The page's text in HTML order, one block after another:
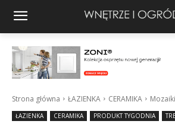
Strona główna ŁAZIENKA CERAMIKA Mozaiki
ŁAZIENKA CERAMIKA PRODUKT TYGODNIA